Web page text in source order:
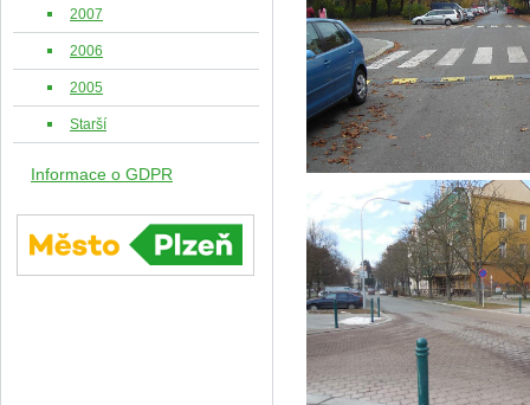
2007
2006
2005
Starší
Informace o GDPR